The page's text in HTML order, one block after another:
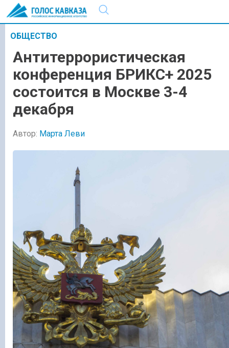
ОБЩЕСТВО
Антитеррористическая
конференция БРИКС+ 2025
состоится в Москве 3-4
декабря
Автор: Марта Леви